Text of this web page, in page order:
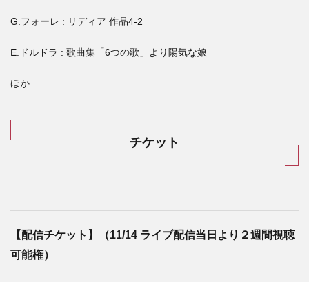
G.フォーレ : リディア 作品4-2
E.ドルドラ : 歌曲集「6つの歌」より陽気な娘
ほか
チケット
【配信チケット 】（11/14 ライブ配信当日より２週間視聴
可能権）